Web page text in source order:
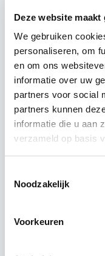
Deze website
We gebruiken
personaliseren, om
en om ons
informatie over uw
partners voor social
partners kunnen
informatie die u aan
verzameld op basis
Noodzakelijk
Voorkeuren
1000